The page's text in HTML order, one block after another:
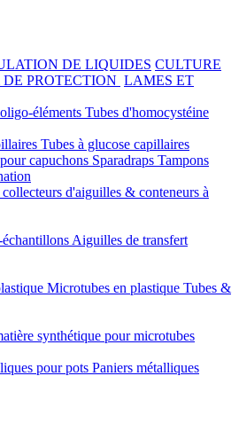
DE LIQUIDES CULTURE
PROTECTION LAMES ET
éléments Tubes d'homocystéine
Tubes à glucose capillaires
capuchons Sparadraps Tampons
d'aiguilles & conteneurs à
Aiguilles de transfert
Microtubes en plastique Tubes &
synthétique pour microtubes
pour pots Paniers métalliques